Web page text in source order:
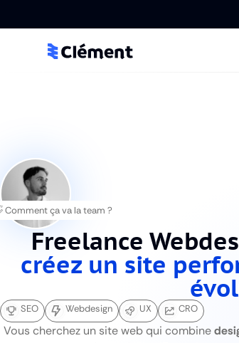
Comment ça va la team ?
Freelance
créez un site
SEO Webdesign UX CRO
Vous cherchez un site web qui combine